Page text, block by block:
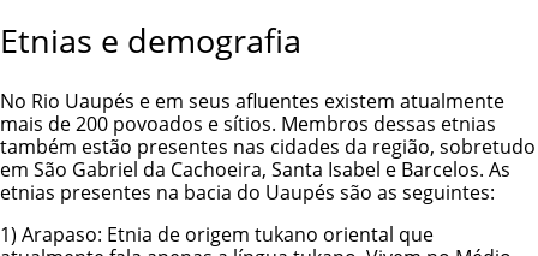
Etnias e demografia
No Rio Uaupés e em seus afluentes existem atualmente
mais de 200 povoados e sítios. Membros dessas etnias
também estão presentes nas cidades da região, sobretudo
em São Gabriel da Cachoeira, Santa Isabel e Barcelos. As
etnias presentes na bacia do Uaupés são as seguintes:
1) Arapaso: Etnia de origem tukano oriental que